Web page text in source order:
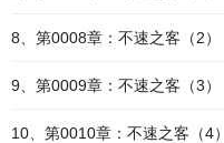
8、第0008章：不速之客（2）
9、第0009章：不速之客（3）
10、第0010章：不速之客（4）